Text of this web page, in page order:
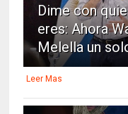
Dime con
eres: Ahora
Melella un
Leer Mas